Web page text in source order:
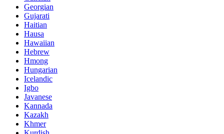
Georgian
Gujarati
Haitian
Hausa
Hawaiian
Hebrew
Hmong
Hungarian
Icelandic
Igbo
Javanese
Kannada
Kazakh
Khmer